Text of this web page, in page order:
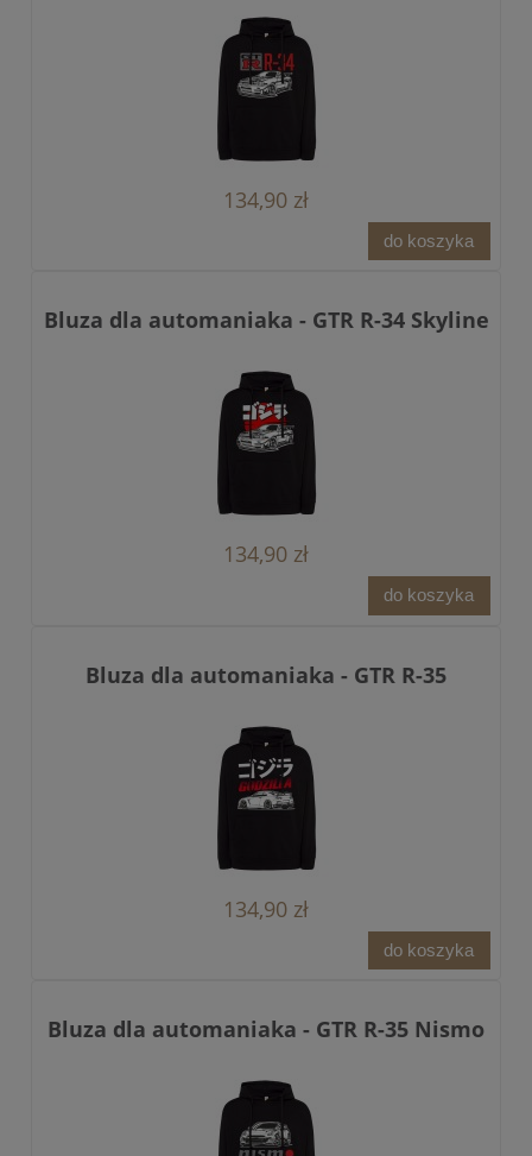
134,90 zł
do koszyka
Bluza dla automaniaka - GTR R-34 Skyline
134,90 zł
do koszyka
Bluza dla automaniaka - GTR R-35
134,90 zł
do koszyka
Bluza dla automaniaka - GTR R-35 Nismo